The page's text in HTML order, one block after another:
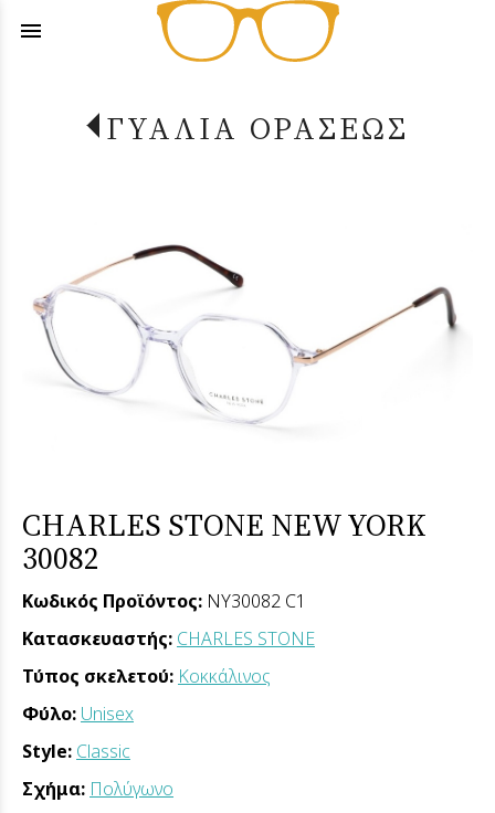
menu
ΓΥΑΛΙΑ ΟΡΑΣΕΩΣ
CHARLES STONE NEW YORK
30082
Κωδικός Προϊόντος: NY30082 C1
Κατασκευαστής: CHARLES STONE
Τύπος σκελετού: Κοκκάλινος
Φύλο: Unisex
Style: Classic
Σχήμα: Πολύγωνο